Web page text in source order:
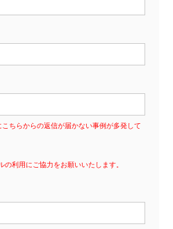
ちらからの返信が届かない事例が多発して
利用にご協力をお願いいたします。